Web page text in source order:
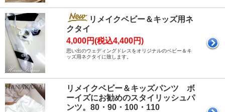
リメイクベビー＆キッズ用ネ
クタイ
4,000円(税込4,400円)
思い出のウェディングドレスをオリジナルのベビー＆キ
ッズ用ネクタイに致します。
リメイクベビー＆キッズパンツ ボ
ーイズにお勧めのスタイリッシュパ
ンツ。80・90・100・110